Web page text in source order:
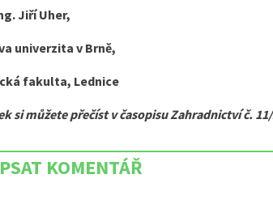
Jiří Uher,
univerzita v Brně,
fakulta, Lednice
si můžete přečíst v časopisu Zahradnictví č.
KOMENTÁŘ